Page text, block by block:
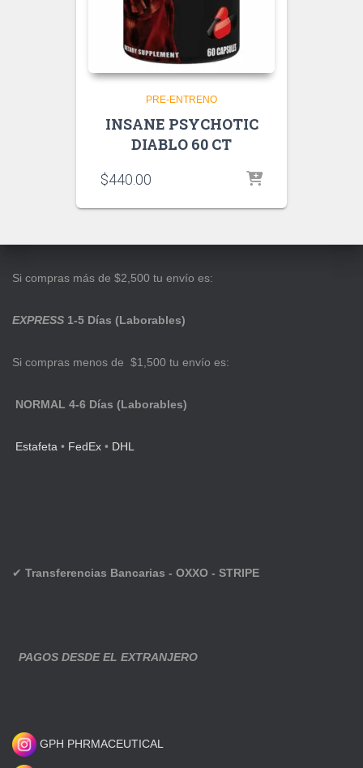
PRE-ENTRENO
INSANE PSYCHOTIC
DIABLO 60 CT
$440.00
Si compras más de $2,500 tu envío es:
EXPRESS 1-5 Días (Laborables)
Si compras menos de $1,500 tu envío es:
NORMAL 4-6 Días (Laborables)
Estafeta • FedEx • DHL
✔ Transferencias Bancarias - OXXO - STRIPE
PAGOS DESDE EL EXTRANJERO
GPH PHRMACEUTICAL